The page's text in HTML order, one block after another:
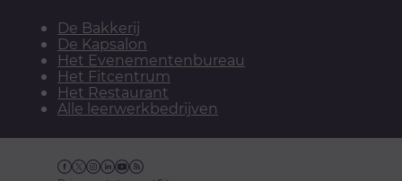
De Bakkerij
De Kapsalon
Het Evenementenbureau
Het Fitcentrum
Het Restaurant
Alle leerwerkbedrijven
Facebook
Twitter
Instagram
Linkedin
YouTube
RSS